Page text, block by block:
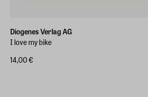
Diogenes Verlag AG
I love my bike
14,00 €